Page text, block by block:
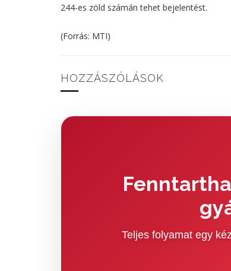
244-es zöld számán tehet bejelentést.
(Forrás: MTI)
HOZZÁSZÓLÁSOK
Teljes folyamat egy